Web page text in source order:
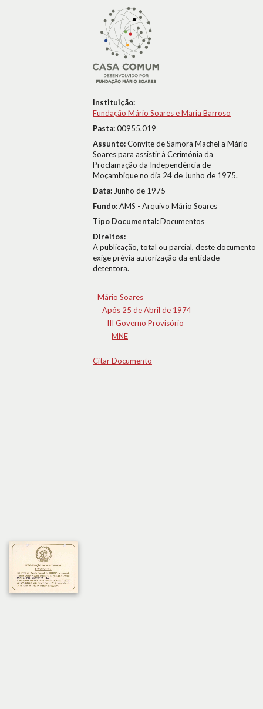
Instituição:
Fundação Mário Soares e Maria Barroso
Pasta:00955.019
Assunto:Convite de Samora Machel a Mário
Soares para assistir à Cerimónia da
Proclamação da Independência de
Moçambique no dia 24 de Junho de 1975.
Data: Junho de 1975
Fundo:AMS - Arquivo Mário Soares
Tipo Documental:Documentos
Direitos:
A publicação, total ou parcial, deste documento
exige prévia autorização da entidade
detentora.
Mário Soares
Após 25 de Abril de 1974
III Governo Provisório
MNE
Citar Documento